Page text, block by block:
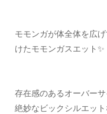
モモンガが体全体を広
けたモモンガスエット✨
存在感のあるオーバーサ
絶妙なビックシルエッ